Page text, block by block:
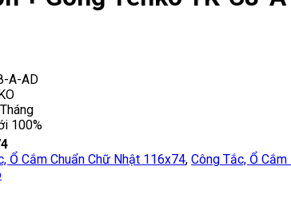
A-AD
100%
Ổ Cắm Chuẩn Chữ Nhật 116x74, Công Tắc, Ổ